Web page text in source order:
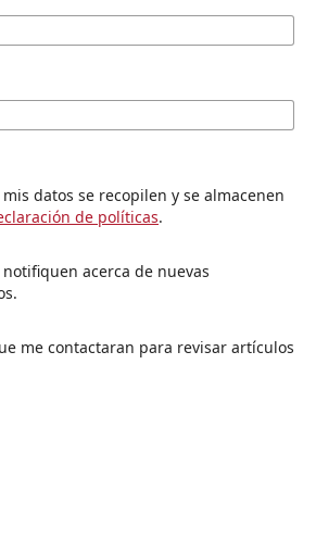
de políticas.